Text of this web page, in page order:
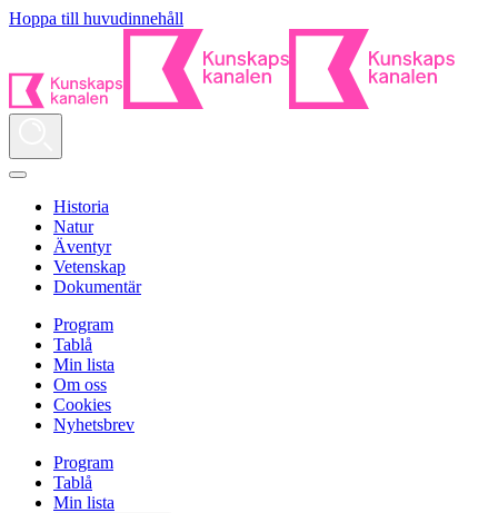
Hoppa till huvudinnehåll
Historia
Natur
Äventyr
Vetenskap
Dokumentär
Program
Tablå
Min lista
Om oss
Cookies
Nyhetsbrev
Program
Tablå
Min lista